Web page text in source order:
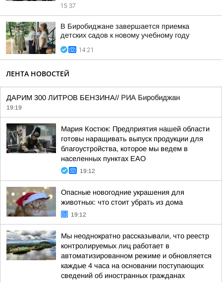
15:37
В Биробиджане завершается приемка
детских садов к новому учебному году
14:21
ЛЕНТА НОВОСТЕЙ
ДАРИМ 300 ЛИТРОВ БЕНЗИНА// РИА Биробиджан
19:19
Мария Костюк: Предприятия нашей области
готовы наращивать выпуск продукции для
благоустройства, которое мы ведем в
населенных пунктах ЕАО
19:12
Опасные новогодние украшения для
животных: что стоит убрать из дома
19:12
Мы неоднократно рассказывали, что реестр
контролируемых лиц работает в
автоматизированном режиме и обновляется
каждые 4 часа на основании поступающих
сведений об иностранных гражданах